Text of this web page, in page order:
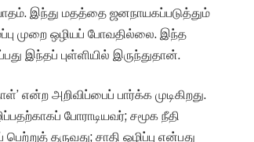
இந்து மதத்தை ஜனநாயகப்படுத்தும்
முறை ஒழியப் போவதில்லை. இந்த
இந்தப் புள்ளியில் இருந்துதான்.
என்ற அறிவிப்பைப் பார்க்க முடிகிறது.
போராடியவர்; சமூக நீதி
தருவது; சாதி ஒழிப்பு என்பது